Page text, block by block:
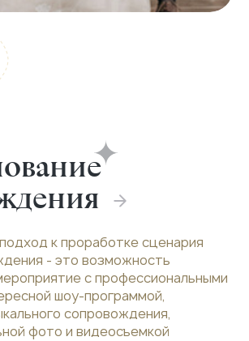
к проработке сценария
- это возможность
с профессиональными
шоу-программой,
сопровождения,
фото и видеосъемкой